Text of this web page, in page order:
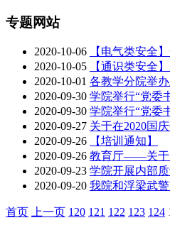
专题网站
2020-10-06
【电气类安全
2020-10-05
【通识类安全
2020-10-01 各教学分院举
2020-09-30 学院举行“党委
2020-09-30 学院举行“党委
2020-09-27 关于在2020国
2020-09-26
【培训通知】
2020-09-26 教育厅——关于
2020-09-23 学院开展内部
2020-09-20 我院和浮梁武
首页 上一页 120 121 122 123 124